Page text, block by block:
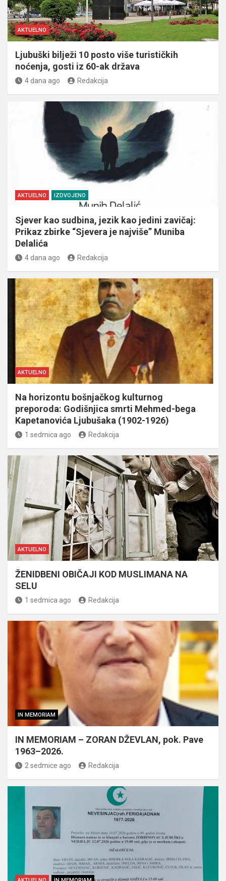
AKTUELNO
Ljubuški bilježi 10 posto više turističkih
noćenja, gosti iz 60-ak država
4 dana ago Redakcija
AKTUELNO IZDVOJENO
Sjever kao sudbina, jezik kao jedini zavičaj:
Prikaz zbirke “Sjevera je najviše” Muniba
Delalića
4 dana ago Redakcija
AKTUELNO
Na horizontu bošnjačkog kulturnog
preporoda: Godišnjica smrti Mehmed-bega
Kapetanovića Ljubušaka (1902-1926)
1 sedmica ago Redakcija
AKTUELNO
ŽENIDBENI OBIČAJI KOD MUSLIMANA NA
SELU
1 sedmica ago Redakcija
IN MEMORIAM
IN MEMORIAM – ZORAN DŽEVLAN, pok. Pave
1963–2026.
2 sedmice ago Redakcija